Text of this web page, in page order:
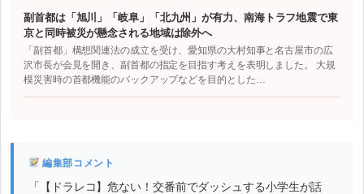
副首都は「旭川」「岐阜」「北九州」が有力、南海トラフ地震で東
京と同時被災が懸念される地域は除外へ
「副首都」構想関連法の成立を受け、愛知県の大村知事と名古屋市の広
沢市長が会見を開き、副首都の指定を目指す考えを表明しました。 大規
模災害時の首都機能のバックアップなどを目的とした…
編集部コメント
「【ドラレコ】危ない！交番前でダッシュする小学生が話